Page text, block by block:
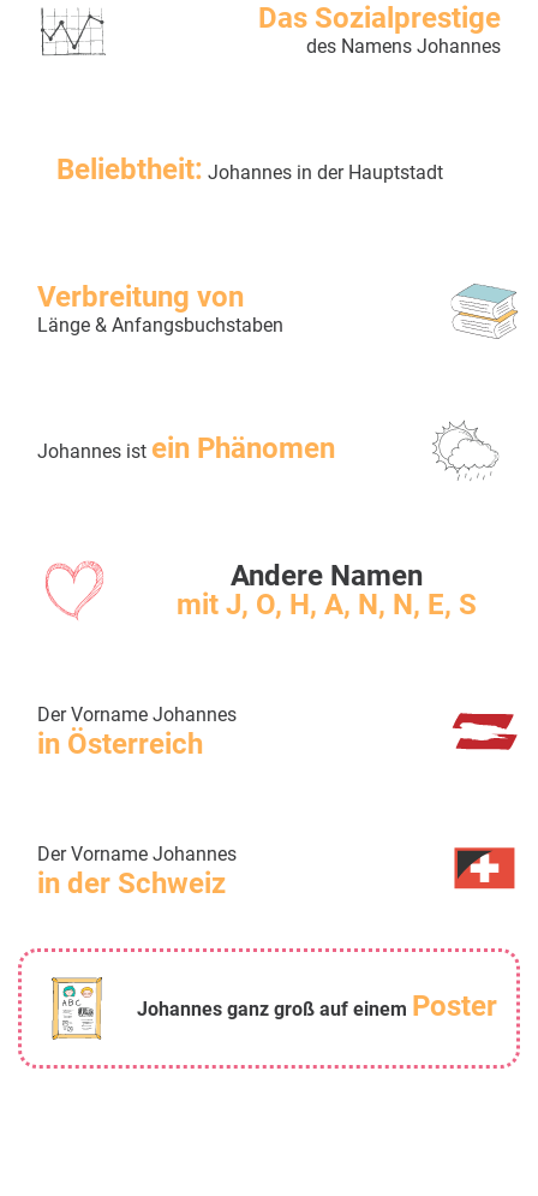
Das Sozialprestige
des Namens Johannes
Beliebtheit: Johannes in der Hauptstadt
Verbreitung von
Länge & Anfangsbuchstaben
Johannes ist ein Phänomen
Andere Namen
mit J, O, H, A, N, N, E, S
Der Vorname Johannes
in Österreich
Der Vorname Johannes
in der Schweiz
Johannes ganz groß auf einem Poster